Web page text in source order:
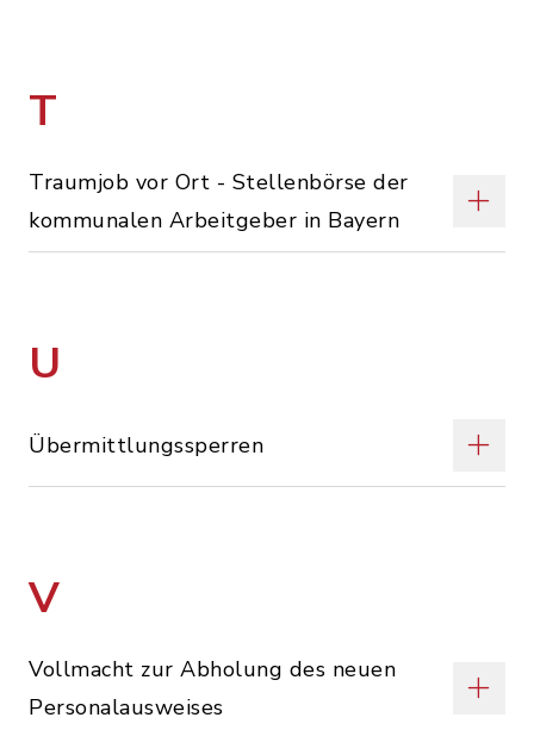
T
Traumjob vor Ort - Stellenbörse der
kommunalen Arbeitgeber in Bayern
U
Übermittlungssperren
V
Vollmacht zur Abholung des neuen
Personalausweises